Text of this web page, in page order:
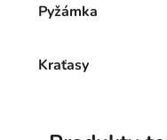
Pyžámka
Kraťasy